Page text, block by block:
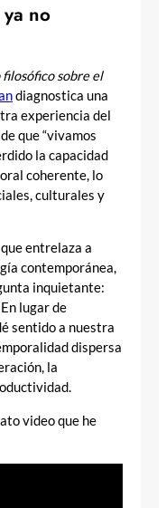
no
filosófico sobre el
diagnostica una
experiencia del
que “vivamos
la capacidad
coherente, lo
culturales y
entrelaza a
contemporánea,
inquietante:
lugar de
sentido a nuestra
dispersa
la
video que he